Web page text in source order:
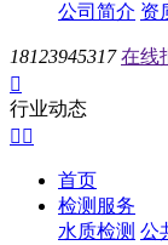
公司简介 资
18123945317 在线

行业动态
 
首页
检测服务
水质检测 公